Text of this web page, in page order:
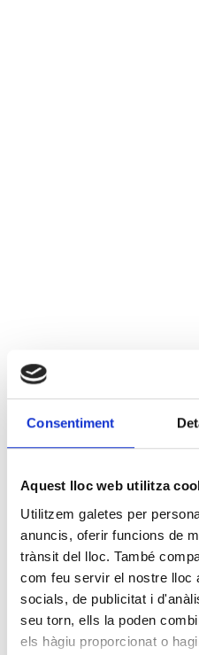
Consentiment
Aquest lloc web utilitza
Utilitzem galetes per
anuncis, oferir funcions de
trànsit del lloc. També
com feu servir el nostre lloc
socials, de publicitat i
seu torn, ells la poden
els hàgiu proporcionat o